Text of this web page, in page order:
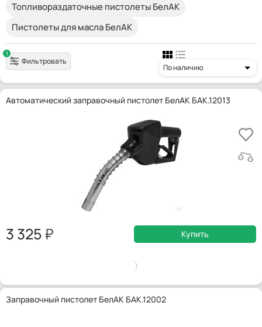
Топливораздаточные пистолеты БелАК
Пистолеты для масла БелАК
1
Фильтровать
По наличию
Автоматический заправочный пистолет БелАК БАК.12013
3 325 Купить
Заправочный пистолет БелАК БАК.12002